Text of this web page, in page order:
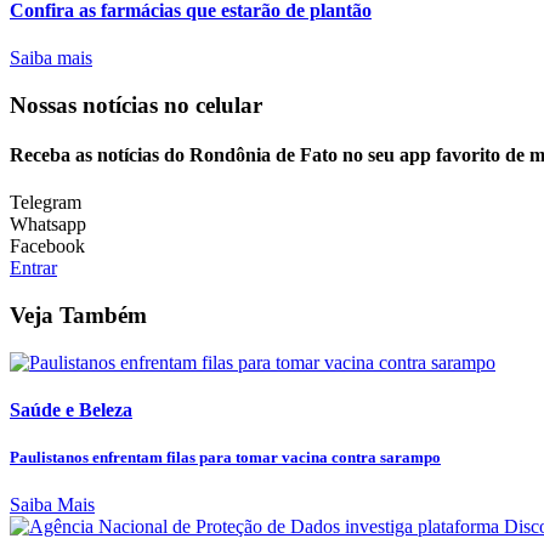
Confira as farmácias que estarão de plantão
Saiba mais
Nossas notícias no celular
Receba as notícias do Rondônia de Fato no seu app favorito de
Telegram
Whatsapp
Facebook
Entrar
Veja Também
Saúde e Beleza
Paulistanos enfrentam filas para tomar vacina contra sarampo
Saiba Mais